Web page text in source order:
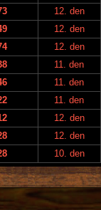
12. den
12. den
12. den
11. den
11. den
11. den
12. den
12. den
10. den